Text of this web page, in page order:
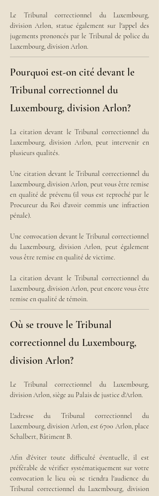
Le Tribunal correctionnel du Luxembourg,
division Arlon, statue également sur l'appel des
jugements prononcés par le Tribunal de police du
Luxembourg, division Arlon.
Pourquoi est-on cité devant le
Tribunal correctionnel du
Luxembourg, division Arlon?
La citation devant le Tribunal correctionnel du
Luxembourg, division Arlon, peut intervenir en
plusieurs qualités.
Une citation devant le Tribunal correctionnel du
Luxembourg, division Arlon, peut vous être remise
en qualité de prévenu (il vous est reproché par le
Procureur du Roi d'avoir commis une infraction
pénale).
Une convocation devant le Tribunal correctionnel
du Luxembourg, division Arlon, peut également
vous être remise en qualité de victime.
La citation devant le Tribunal correctionnel du
Luxembourg, division Arlon, peut encore vous être
remise en qualité de témoin.
Où se trouve le Tribunal
correctionnel du Luxembourg,
division Arlon?
Le Tribunal correctionnel du Luxembourg,
division Arlon, siège au Palais de justice d'Arlon.
L'adresse du Tribunal correctionnel du
Luxembourg, division Arlon, est 6700 Arlon, place
Schalbert, Bâtiment B.
Afin d'éviter toute difficulté éventuelle, il est
préférable de vérifier systématiquement sur votre
convocation le lieu où se tiendra l'audience du
Tribunal correctionnel du Luxembourg, division